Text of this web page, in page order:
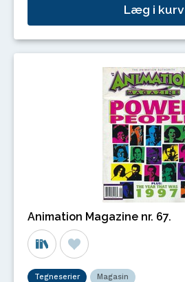
Læg i kurv
Animation Magazine nr. 67.
Tegneserier Magasin